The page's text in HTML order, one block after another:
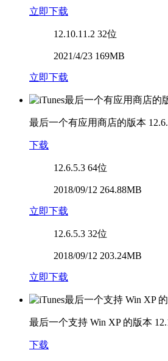
立即下载
12.10.11.2 32位
2021/4/23 169MB
立即下载
最后一个有应用商店的版本
下载
12.6.5.3 64位
2018/09/12 264.88MB
立即下载
12.6.5.3 32位
2018/09/12 203.24MB
立即下载
最后一个支持 Win XP 的版本
下载